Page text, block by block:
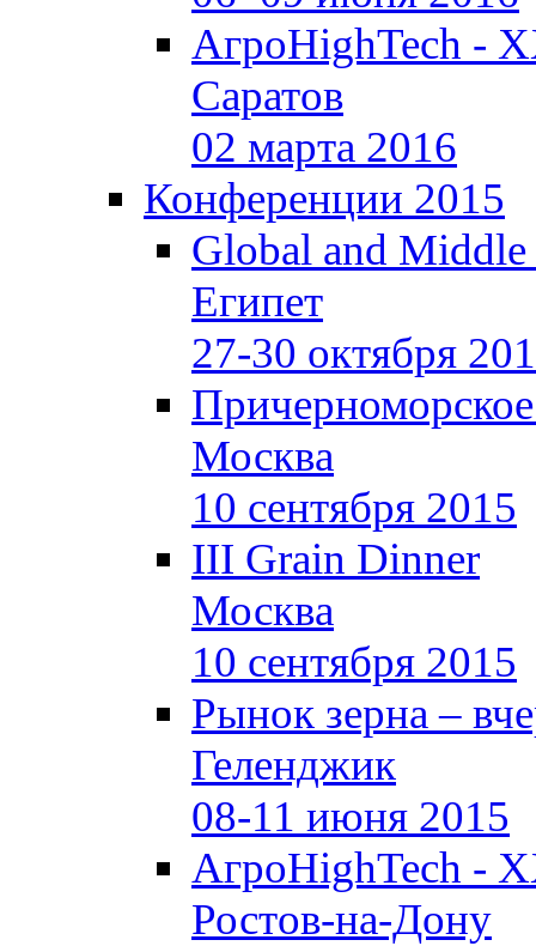
АгроHighTech -
Саратов
02 марта 2016
Конференции 2015
Global and
Египет
27-30 октября
Москва
10 сентября 2015
III Grain Dinner
Москва
10 сентября 2015
Рынок зерна –
Геленджик
08-11 июня 2015
АгроHighTech -
Ростов-на-Дону